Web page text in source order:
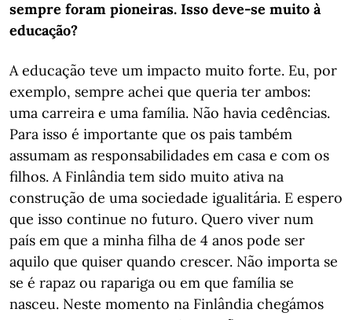
sempre foram pioneiras. Isso deve-se muito à
educação?
A educação teve um impacto muito forte. Eu, por
exemplo, sempre achei que queria ter ambos:
uma carreira e uma família. Não havia cedências.
Para isso é importante que os pais também
assumam as responsabilidades em casa e com os
filhos. A Finlândia tem sido muito ativa na
construção de uma sociedade igualitária. E espero
que isso continue no futuro. Quero viver num
país em que a minha filha de 4 anos pode ser
aquilo que quiser quando crescer. Não importa se
se é rapaz ou rapariga ou em que família se
nasceu. Neste momento na Finlândia chegámos